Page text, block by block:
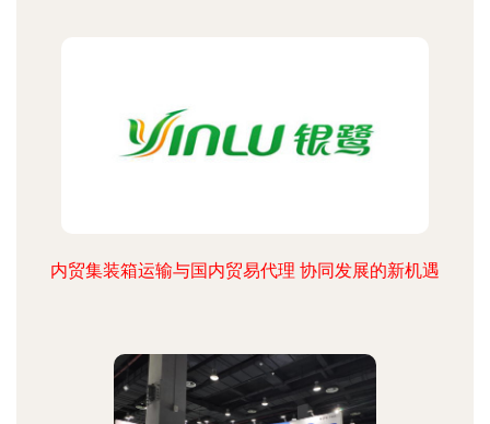
内贸集装箱运输与国内贸易代理 协同发展的新机遇